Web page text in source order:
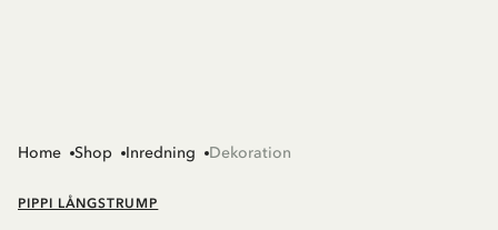
Home Shop Inredning Dekoration
PIPPI LÅNGSTRUMP